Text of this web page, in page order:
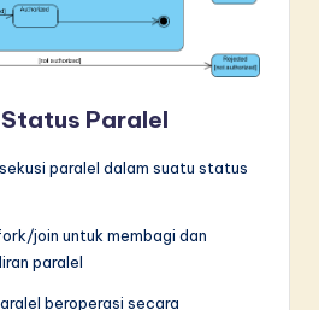
Paralel
paralel dalam suatu status
join untuk membagi dan
paralel
beroperasi secara